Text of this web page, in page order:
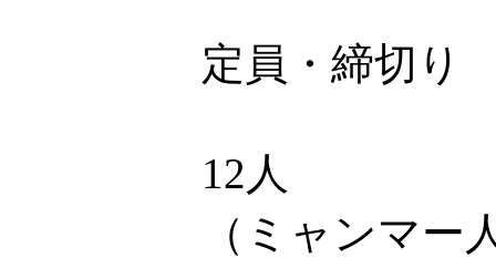
定員・締切り
12人
（ミャンマ